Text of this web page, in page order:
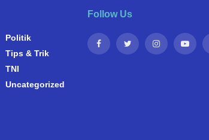
Politik
Tips & Trik
TNI
Uncategorized
Follow Us